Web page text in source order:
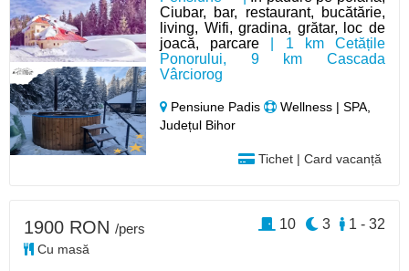
Ciubar, bar, restaurant, bucătărie,
living, Wifi, gradina, grătar, loc de
joacă, parcare | 1 km Cetățile
Ponorului, 9 km Cascada
Vârciorog
Pensiune Padis
Wellness | SPA,
Județul Bihor
Tichet | Card vacanță
1900 RON /pers
Cu masă
1 - 32
3
10